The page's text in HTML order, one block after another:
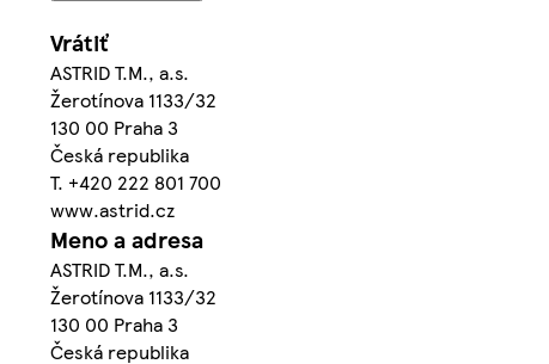
Vrátiť
ASTRID T.M., a.s.
Žerotínova 1133/32
130 00 Praha 3
Česká republika
T. +420 222 801 700
www.astrid.cz
Meno a adresa
ASTRID T.M., a.s.
Žerotínova 1133/32
130 00 Praha 3
Česká republika